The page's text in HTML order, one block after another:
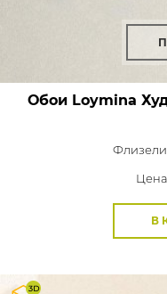
Обои Loymina
В